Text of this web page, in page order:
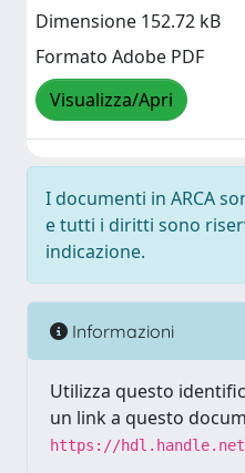
Dimensione 152.72 kB
Formato Adobe PDF
Visualizza/Apri
I documenti in ARCA
e tutti i diritti sono
indicazione.
Informazioni
Utilizza questo
un link a questo
https://hdl.handle.net/